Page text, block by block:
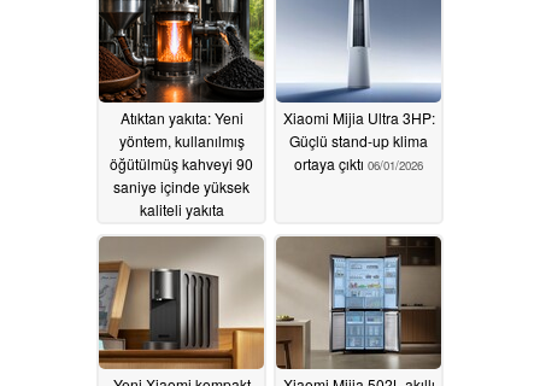
07/01/2026
Atıktan yakıta: Yeni
yöntem, kullanılmış
öğütülmüş kahveyi 90
saniye içinde yüksek
kaliteli yakıta
dönüştürüyor06/22/2026
Xiaomi Mijia Ultra 3HP:
Güçlü stand-up klima
ortaya çıktı 06/01/2026